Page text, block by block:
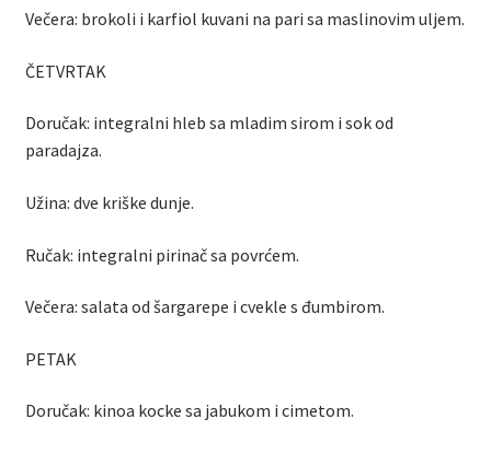
Večera: brokoli i karfiol kuvani na pari sa maslinovim uljem.
ČETVRTAK
Doručak: integralni hleb sa mladim sirom i sok od
paradajza.
Užina: dve kriške dunje.
Ručak: integralni pirinač sa povrćem.
Večera: salata od šargarepe i cvekle s đumbirom.
PETAK
Doručak: kinoa kocke sa jabukom i cimetom.